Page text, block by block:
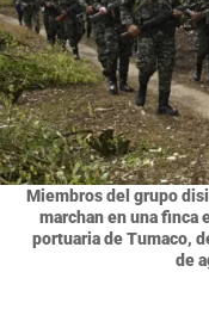
Miembros del grupo
marchan en una finca
portuaria de Tumaco,
de